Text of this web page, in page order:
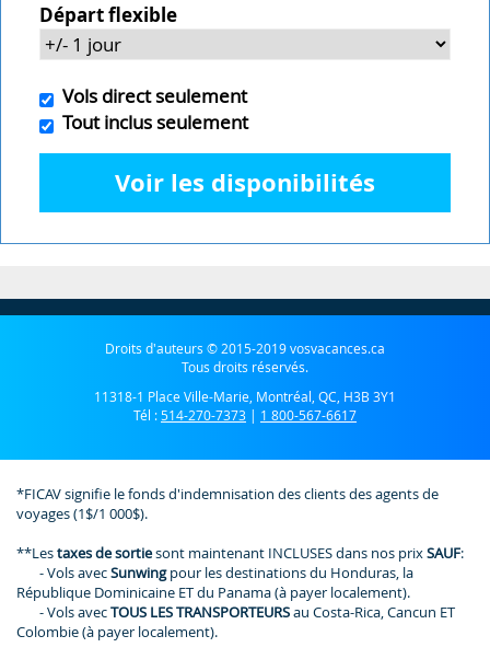
Départ flexible
Vols direct seulement
Tout inclus seulement
Voir les disponibilités
Droits d'auteurs © 2015-2019 vosvacances.ca
Tous droits réservés.
11318-1 Place Ville-Marie, Montréal, QC, H3B 3Y1
Tél :514-270-7373 | 1 800-567-6617
*FICAV signifie le fonds d'indemnisation des clients des agents de
voyages (1$/1 000$).
**Lestaxes de sortiesont maintenant INCLUSES dans nos prixSAUF:
- Vols avecSunwingpour les destinations du Honduras, la
République Dominicaine ET du Panama (à payer localement).
- Vols avecTOUS LES TRANSPORTEURSau Costa-Rica, Cancun ET
Colombie (à payer localement).